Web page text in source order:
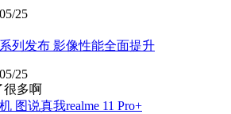
25
系列发布 影像性能全面提升
25
很多啊
图说真我realme 11 Pro+